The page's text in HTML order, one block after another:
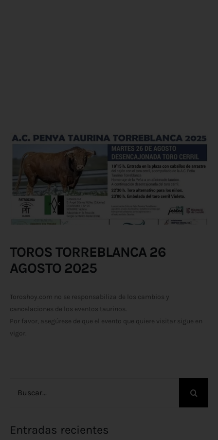
TOROS TORREBLANCA 26
AGOSTO 2025
Toroshoy.com no se responsabiliza de los cambios y
cancelaciones de los eventos taurinos.
Por favor, asegúrese de que el evento que quiere visitar sigue en
vigor.
Entradas recientes